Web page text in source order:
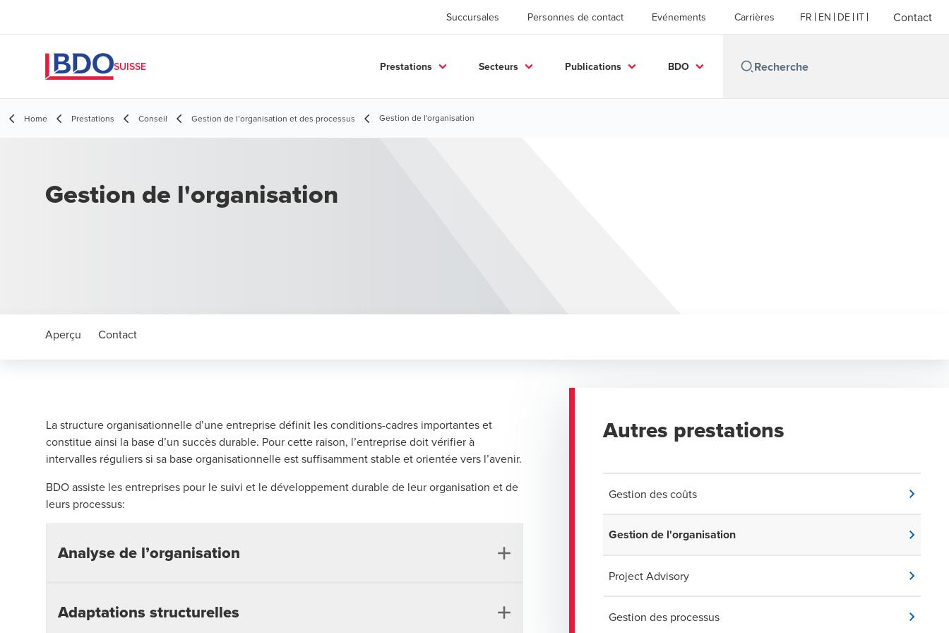
Succursales Personnes de contact Evénements Carrières FR EN DE IT Contact
SUISSE Prestations Secteurs Publications BDO
Home Prestations Conseil Gestion de l’organisation et des processus Gestion de l'organisation
Gestion de l'organisation
Aperçu Contact
La structure organisationnelle d’une entreprise définit les conditions-cadres importantes et
constitue ainsi la base d’un succès durable. Pour cette raison, l’entreprise doit vérifier à
intervalles réguliers si sa base organisationnelle est suffisamment stable et orientée vers l’avenir.
BDO assiste les entreprises pour le suivi et le développement durable de leur organisation et de
leurs processus:
Analyse de l’organisation
Les organisations sont marquées par des transitions intérieures et extérieures. C’est
pourquoi il est nécessaire d’analyser régulièrement l’organisation structurelle et
Adaptations structurelles
Autres prestations
Gestion des coûts
Gestion de l'organisation
Project Advisory
Gestion des processus